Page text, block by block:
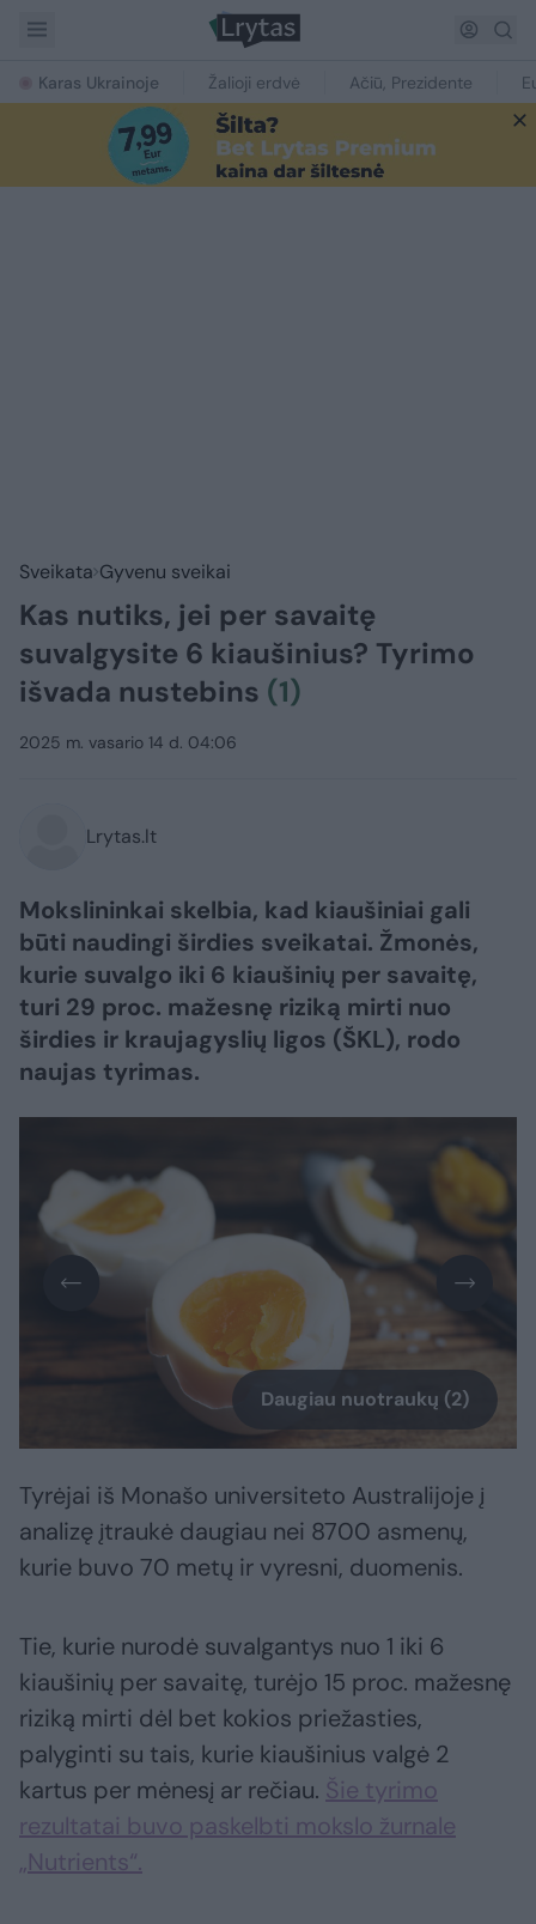
Karas Ukrainoje Žalioji erdvė Ačiū, Prezidente
Sveikata Gyvenu sveikai
Kas nutiks, jei per savaitę
suvalgysite 6 kiaušinius? Tyrimo
išvada nustebins (1)
2025 m. vasario 14 d. 04:06
Lrytas.lt
Mokslininkai skelbia, kad kiaušiniai gali
būti naudingi širdies sveikatai. Žmonės,
kurie suvalgo iki 6 kiaušinių per savaitę,
turi 29 proc. mažesnę riziką mirti nuo
širdies ir kraujagyslių ligos (ŠKL), rodo
naujas tyrimas.
Daugiau nuotraukų (2)
Tyrėjai iš Monašo universiteto Australijoje į
analizę įtraukė daugiau nei 8700 asmenų,
kurie buvo 70 metų ir vyresni, duomenis.
Tie, kurie nurodė suvalgantys nuo 1 iki 6
kiaušinių per savaitę, turėjo 15 proc. mažesnę
riziką mirti dėl bet kokios priežasties,
palyginti su tais, kurie kiaušinius valgė 2
kartus per mėnesį ar rečiau. Šie tyrimo
rezultatai buvo paskelbti mokslo žurnale
„Nutrients“.